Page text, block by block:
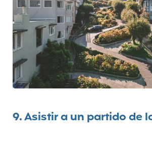
9.Asistir a un partido de